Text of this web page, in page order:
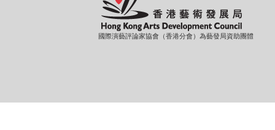
國際演藝評論家協會（香港分會）為藝發局資助團體